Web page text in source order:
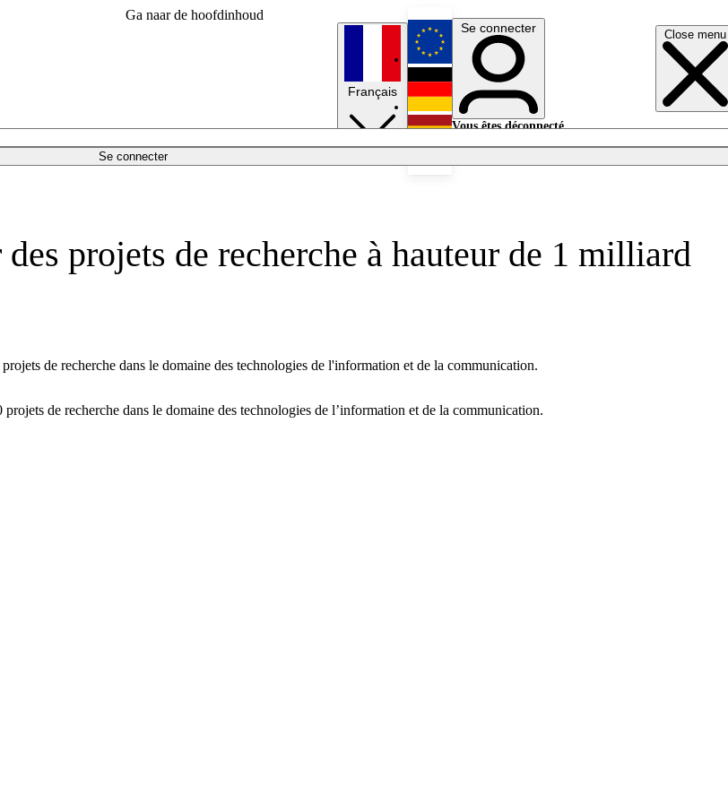
Ga naar de hoofdinhoud
Close menu
Se connecter
Français
English
Deutsch
Se connecter
Vous êtes déconnecté.
projets de recherche à hauteur de 1 milliard
de recherche dans le domaine des technologies de l'information et de la communication.
de recherche dans le domaine des technologies de l’information et de la communication.